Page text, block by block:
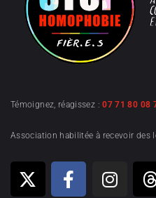
Témoignez, réagissez :07 71 80 08
Association habilitée à recevoir des